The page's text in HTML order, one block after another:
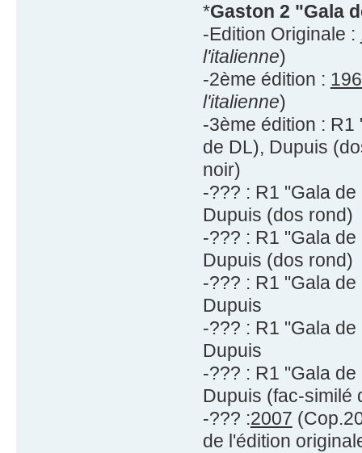
*Gaston 2 "Gala
-Edition Originale :
l'italienne)
-2ème édition :
l'italienne)
-3ème édition :
de DL), Dupuis
noir)
-??? : R1 "Gala
Dupuis (dos rond)
-??? : R1 "Gala
Dupuis (dos rond)
-??? : R1 "Gala
Dupuis
-??? : R1 "Gala
Dupuis
-??? : R1 "Gala
Dupuis (fac-similé
-??? :2007
de l'édition